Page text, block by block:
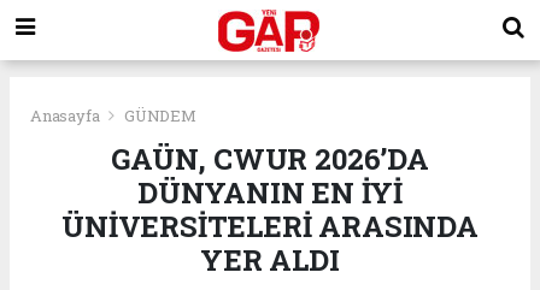
Anasayfa GÜNDEM
GAÜN, CWUR 2026’DA
DÜNYANIN EN İYİ
ÜNİVERSİTELERİ ARASINDA
YER ALDI